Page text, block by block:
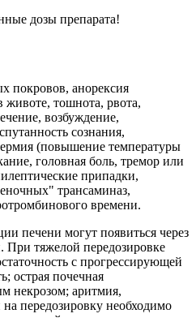
дозы препарата!
покровов, анорексия
животе, тошнота, рвота,
возбуждение,
сознания,
(повышение температуры
головная боль, тремор или
припадки,
трансаминаз,
времени.
печени могут появиться через
При тяжелой передозировке
с прогрессирующей
острая почечная
некрозом; аритмия,
передозировку необходимо